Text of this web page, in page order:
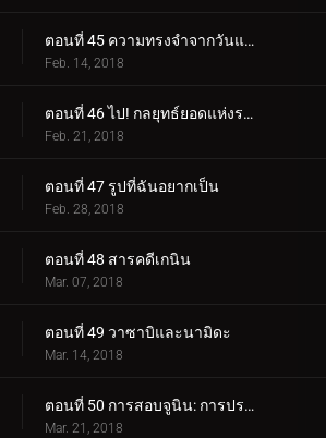
ตอนที่ 45 ความทรงจำจากวันแห่งหิมะ
Feb. 14, 2018
ตอนที่ 46 ไป! กลยุทธ์ยอดแห่งราตรี
Feb. 21, 2018
ตอนที่ 47 รูปที่ฉันอยากเป็น
Feb. 28, 2018
ตอนที่ 48 สารคดีเกนิน
Mar. 07, 2018
ตอนที่ 49 วาซาบิและนามิดะ
Mar. 14, 2018
ตอนที่ 50 การสอบจูนิน: การประชุมข้อเสนอแนะ
Mar. 21, 2018